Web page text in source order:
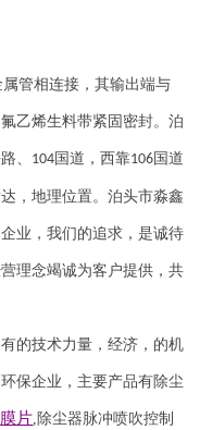
属管相连接，其输出端与
乙烯生料带紧固密封。泊
、 104 国道，西靠106 国道
，地理位置。泊头市淼鑫
业，我们的追求，是诚待
理念竭诚为客户提供，共
的技术力量，经济，的机
保企业，主要产品有除尘
膜片, 除尘器脉冲喷吹控制